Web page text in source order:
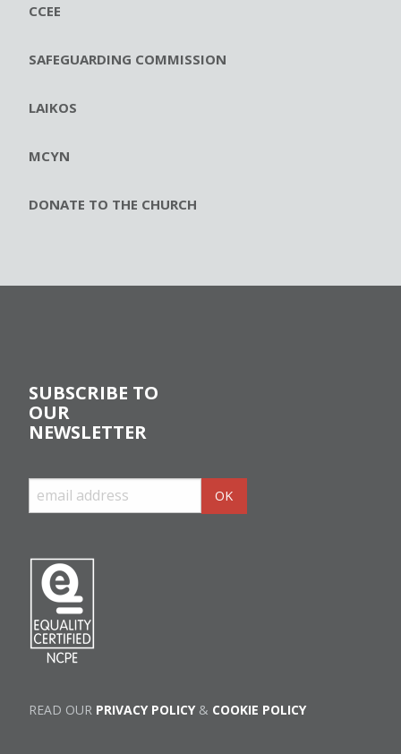
CCEE
SAFEGUARDING COMMISSION
LAIKOS
MCYN
DONATE TO THE CHURCH
SUBSCRIBE TO
OUR
NEWSLETTER
READ OUR PRIVACY POLICY& COOKIE POLICY